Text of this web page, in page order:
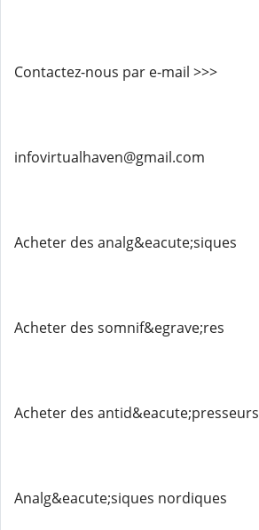
Contactez-nous par e-mail >>>
infovirtualhaven@gmail.com
Acheter des analg&eacute;siques
Acheter des somnif&egrave;res
Acheter des antid&eacute;presseurs
Analg&eacute;siques nordiques